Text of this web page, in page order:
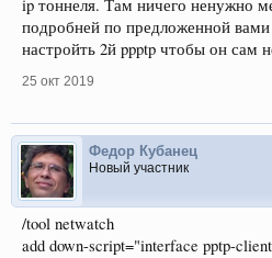
ip тоннеля. Там ничего ненужно
подробней по предложенной
настройть 2й ppptp чтобы он сам
25 окт 2019
Федор Кубанец
Новый участник
/tool netwatch
add down-script="interface pptp-